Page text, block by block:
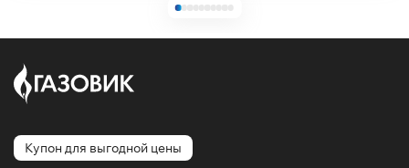
Купон для выгодной цены